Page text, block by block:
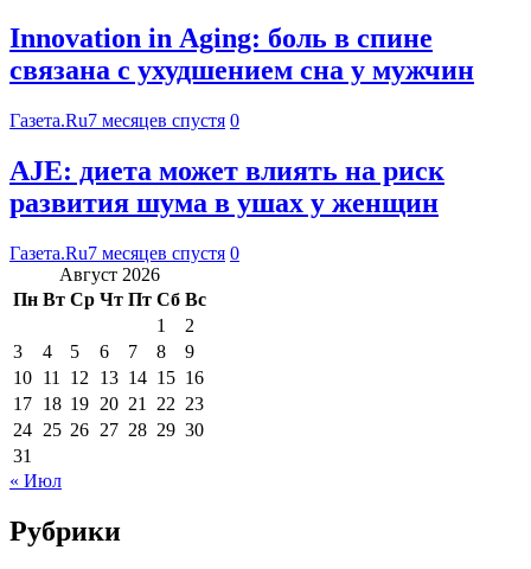
Innovation in Aging: боль в спине
связана с ухудшением сна у мужчин
Газета.Ru7 месяцев спустя 0
AJE: диета может влиять на риск
развития шума в ушах у женщин
Газета.Ru7 месяцев спустя 0
Август 2026
Пн Вт Ср Чт Пт Сб Вс
1
2
3
4 5 6 7 8
9
10 11 12 13 14 15 16
17 18 19 20 21 22 23
24 25 26 27 28 29 30
31
« Июл
Рубрики